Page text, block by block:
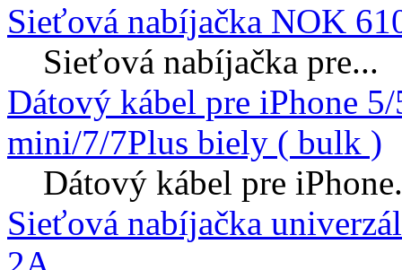
Sieťová nabíjačka NOK
Sieťová nabíjačka pre...
Dátový kábel pre iPhone
mini/7/7Plus biely ( bulk )
Dátový kábel pre
Sieťová nabíjačka